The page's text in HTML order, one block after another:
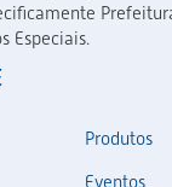
Especiais.
Produtos
Eventos